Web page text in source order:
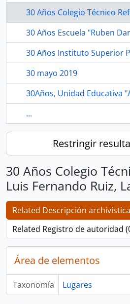
30 mayo 2019
...
Restringir
30 Años Colegio
Luis Fernando Ruiz,
Related Descripción
Related Registro de autoridad
Área de elementos
Taxonomía Lugares